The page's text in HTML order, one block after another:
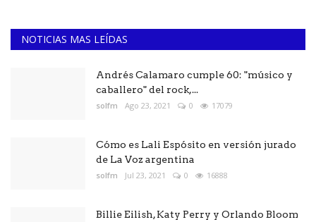
NOTICIAS MAS LEÍDAS
Andrés Calamaro cumple 60: "músico y
caballero" del rock,...
solfm Ago 23, 2021 0 17079
Cómo es Lali Espósito en versión jurado
de La Voz argentina
solfm Jul 23, 2021 0 16888
Billie Eilish, Katy Perry y Orlando Bloom